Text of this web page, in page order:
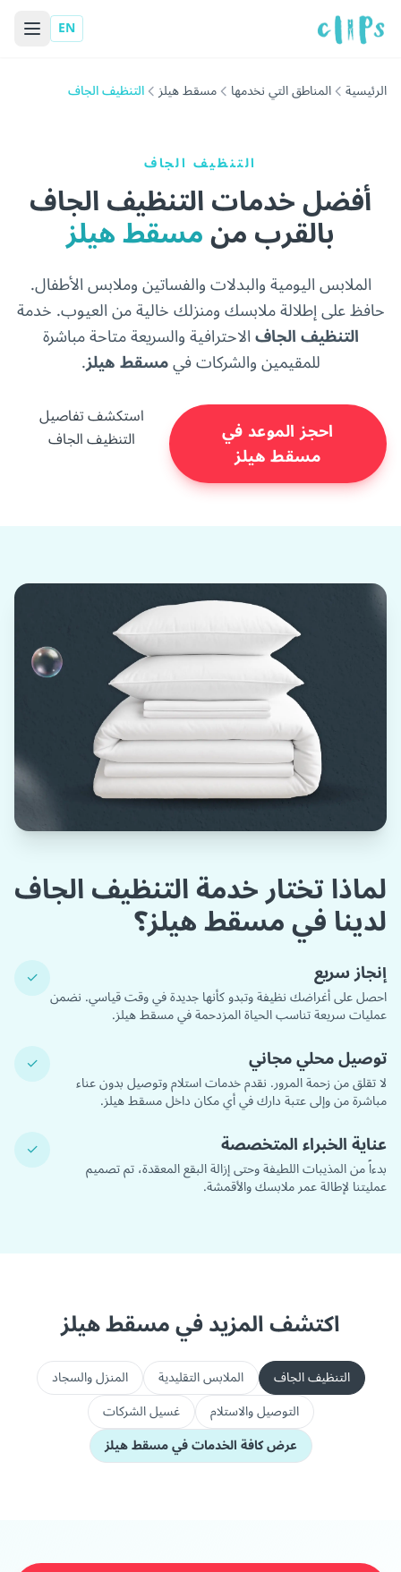
EN
الرئيسية المناطق التي نخدمها مسقط هيلز التنظيف الجاف
التنظيف الجاف
أفضل خدمات التنظيف الجاف
بالقرب منمسقط هيلز
الملابس اليومية والبدلات والفساتين وملابس الأطفال.
حافظ على إطلالة ملابسك ومنزلك خالية من العيوب. خدمة
التنظيف الجافالاحترافية والسريعة متاحة مباشرة
للمقيمين والشركات فيمسقط هيلز.
احجز الموعد في
مسقط هيلز
استكشف تفاصيل
التنظيف الجاف
لماذا تختار خدمة التنظيف الجاف
لدينا في مسقط هيلز؟
✓ إنجاز سريع
احصل على أغراضك نظيفة وتبدو كأنها جديدة في وقت قياسي. نضمن
عمليات سريعة تناسب الحياة المزدحمة في مسقط هيلز.
✓ توصيل محلي مجاني
لا تقلق من زحمة المرور. نقدم خدمات استلام وتوصيل بدون عناء
مباشرة من وإلى عتبة دارك في أي مكان داخل مسقط هيلز.
✓ عناية الخبراء المتخصصة
بدءاً من المذيبات اللطيفة وحتى إزالة البقع المعقدة، تم تصميم
عمليتنا لإطالة عمر ملابسك والأقمشة.
اكتشف المزيد في مسقط هيلز
التنظيف الجاف الملابس التقليدية
المنزل والسجاد
التوصيل والاستلام
غسيل الشركات
عرض كافة الخدمات في مسقط هيلز